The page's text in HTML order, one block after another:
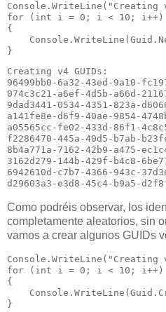
Console.WriteLine("Creating
for (int i = 0; i < 10; i++)
{
Creating v4 GUIDs:
96499bb0-6a32-43ed-9a10-
074c3c21-a6ef-4d5b-a66d-
9dad3441-0534-4351-823a-
a141fe8e-d6f9-40ae-9854-
a05565cc-fe02-433d-86f1-
f2286470-445a-40d5-b7ab-
8b4a771a-7162-42b9-a475-
3162d279-144b-429f-b4c8-
6942610d-c7b7-4366-943c-
Como podréis observar, los
completamente aleatorios, sin
vamos a crear algunos GUIDs
Console.WriteLine("Creating
for (int i = 0; i < 10; i++)
{